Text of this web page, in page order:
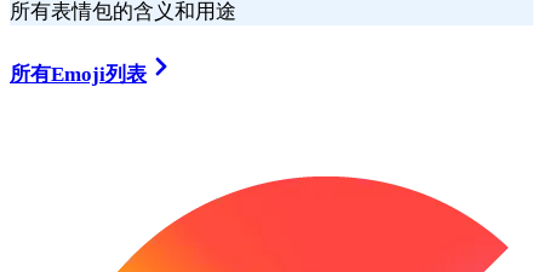
所有表情包的含义和用途
所有Emoji列表